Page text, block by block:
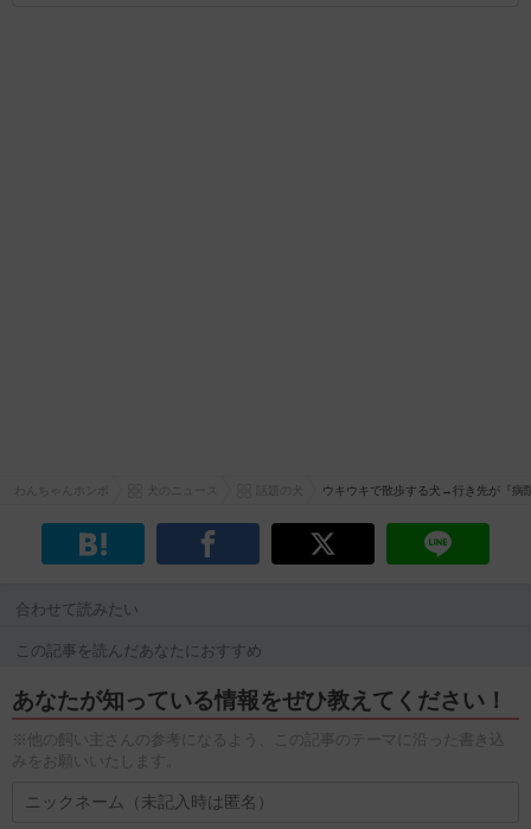
ウキウキで散歩する犬→行き先が『病
合わせて読みたい
この記事を読んだあなたにおすすめ
あなたが知っている情報をぜひ教えてください！
※他の飼い主さんの参考になるよう、この記事のテーマに沿った書き込
みをお願いいたします。